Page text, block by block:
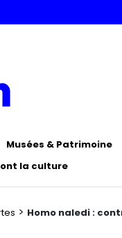
Musées & Patrimoine
la culture
> Homo naledi :